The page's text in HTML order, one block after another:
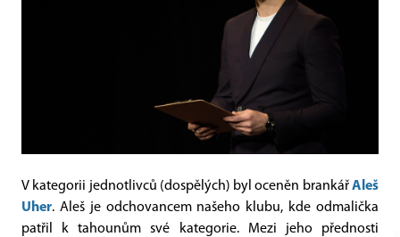
V kategorii jednotlivců (dospělých) byl oceněn brankářAleš
Uher. Aleš je odchovancem našeho klubu, kde odmalička
patřil k tahounům své kategorie. Mezi jeho přednosti